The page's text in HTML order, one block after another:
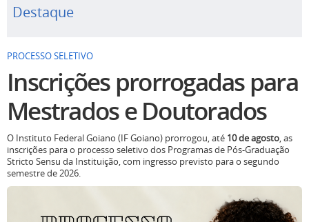
Destaque
PROCESSO SELETIVO
Inscrições prorrogadas para
Mestrados e Doutorados
O Instituto Federal Goiano (IF Goiano) prorrogou, até 10 de agosto, as
inscrições para o processo seletivo dos Programas de Pós-Graduação
Stricto Sensu da Instituição, com ingresso previsto para o segundo
semestre de 2026.